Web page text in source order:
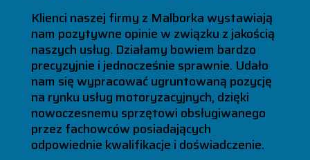
Klienci naszej firmy z Malborka wystawiają
nam pozytywne opinie w związku z jakością
naszych usług. Działamy bowiem bardzo
precyzyjnie i jednocześnie sprawnie. Udało
nam się wypracować ugruntowaną pozycję
na rynku usług motoryzacyjnych, dzięki
nowoczesnemu sprzętowi obsługiwanego
przez fachowców posiadających
odpowiednie kwalifikacje i doświadczenie.